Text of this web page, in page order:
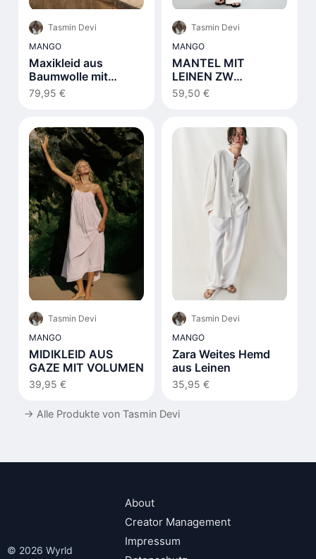
Tasmin Devi
MANGO
Maxikleid aus
Baumwolle mit
Schnürdetail Weiß
79,95 €
Tasmin Devi
MANGO
MANTEL MIT
LEINEN ZW
COLLECTION
59,50 €
Tasmin Devi
MANGO
MIDIKLEID AUS
GAZE MIT VOLUMEN
39,95 €
Tasmin Devi
MANGO
Zara Weites Hemd
aus Leinen
35,95 €
→ Alle Produkte von Tasmin Devi
© 2026 Wyrld
About
Creator Management
Impressum